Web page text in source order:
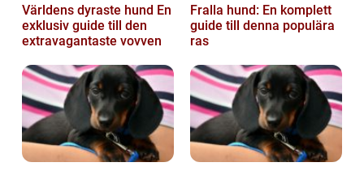
Världens dyraste hund En
exklusiv guide till den
extravagantaste vovven
Fralla hund: En komplett
guide till denna populära
ras